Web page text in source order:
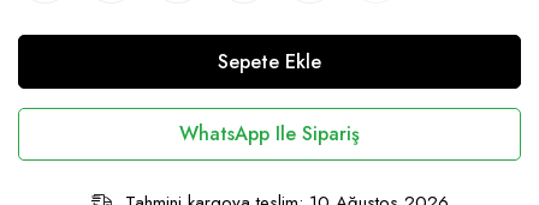
Sepete Ekle
WhatsApp Ile Sipariş